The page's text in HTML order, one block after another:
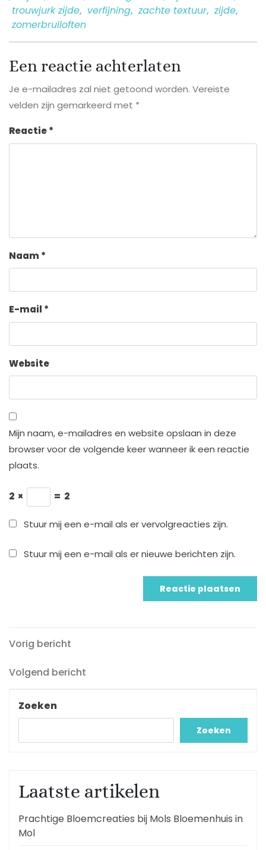
trouwjurk zijde, verfijning, zachte textuur, zijde,
zomerbruiloften
Een reactie achterlaten
Je e-mailadres zal niet getoond worden. Vereiste
velden zijn gemarkeerd met *
Reactie*
Naam *
E-mail *
Website
Mijn naam, e-mailadres en website opslaan in deze
browser voor de volgende keer wanneer ik een reactie
plaats.
2 × = 2
Stuur mij een e-mail als er vervolgreacties zijn.
Stuur mij een e-mail als er nieuwe berichten zijn.
Berichtnavigatie
Vorig
Vorig bericht
Volgend
Volgend bericht
Zoeken
Zoeken
Laatste artikelen
Prachtige Bloemcreaties bij Mols Bloemenhuis in
Mol